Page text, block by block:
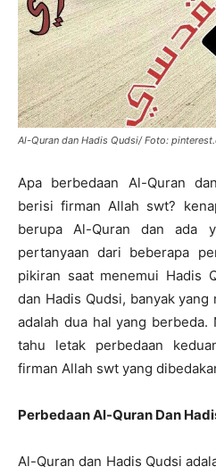
Al-Quran dan Hadis Qudsi/ Foto:
Apa berbedaan Al-Quran
berisi firman Allah swt?
berupa Al-Quran dan ada
pertanyaan dari beberapa
pikiran saat menemui Hadis
dan Hadis Qudsi, banyak
adalah dua hal yang berbeda.
tahu letak perbedaan
firman Allah swt yang
Perbedaan Al-Quran Dan
Al-Quran dan Hadis Qudsi